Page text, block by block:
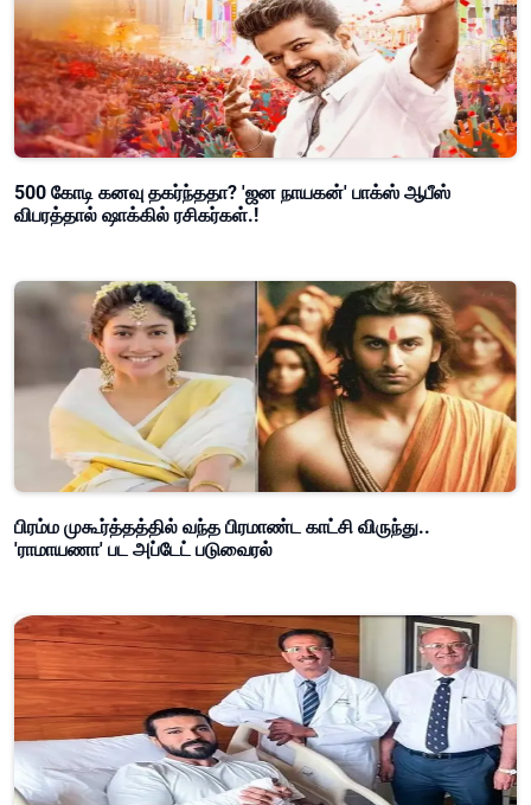
500 கோடி கனவு தகர்ந்ததா? 'ஜன நாயகன்' பாக்ஸ் ஆபீஸ்
விபரத்தால் ஷாக்கில் ரசிகர்கள்.!
பிரம்ம முகூர்த்தத்தில் வந்த பிரமாண்ட காட்சி விருந்து..
'ராமாயணா' பட அப்டேட் படுவைரல்